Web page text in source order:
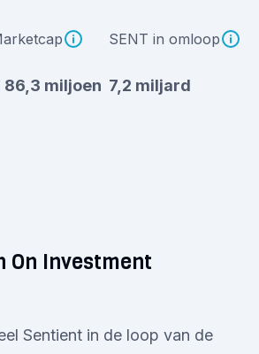
86,3 miljoen
SENT in omloop
7,2 miljard
On Investment
Sentient in de loop van de